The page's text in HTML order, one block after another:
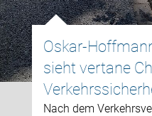
Oskar-
sieht vertane
Nach dem